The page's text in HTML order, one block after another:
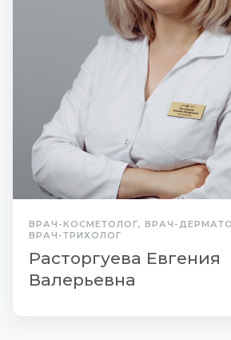
ВРАЧ-КОСМЕТОЛОГ, ВРАЧ-
ВРАЧ-ТРИХОЛОГ
Расторгуева Евгения
Валерьевна